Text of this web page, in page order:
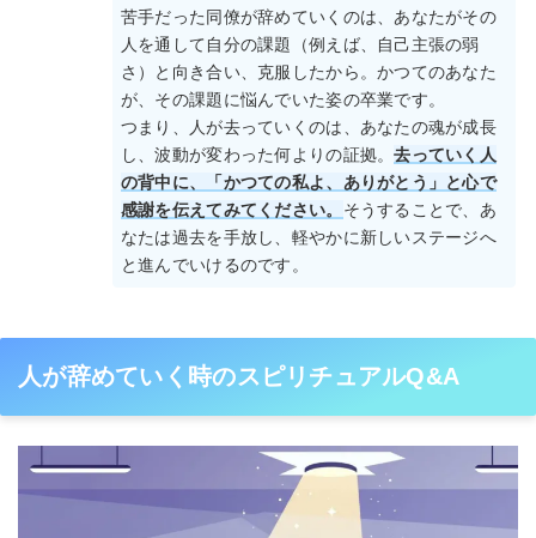
苦手だった同僚が辞めていくのは、あなたがその
人を通して自分の課題（例えば、自己主張の弱
さ）と向き合い、克服したから。かつてのあなた
が、その課題に悩んでいた姿の卒業です。
つまり、人が去っていくのは、あなたの魂が成長
し、波動が変わった何よりの証拠。去っていく人
の背中に、「かつての私よ、ありがとう」と心で
感謝を伝えてみてください。 そうすることで、あ
なたは過去を手放し、軽やかに新しいステージへ
と進んでいけるのです。
人が辞めていく時のスピリチュアルQ&A